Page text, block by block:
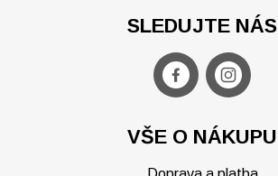
VŠE O NÁKUPU
SLEDUJTE NÁS